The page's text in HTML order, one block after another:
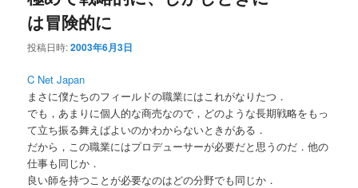
は冒険的に
投稿日時:2003年6月3日
C Net Japan
まさに僕たちのフィールドの職業にはこれがなりたつ．
でも，あまりに個人的な商売なので，どのような長期戦略をもっ
て立ち振る舞えばよいのかわからないときがある．
だから，この職業にはプロデューサーが必要だと思うのだ．他の
仕事も同じか．
良い師を持つことが必要なのはどの分野でも同じか．